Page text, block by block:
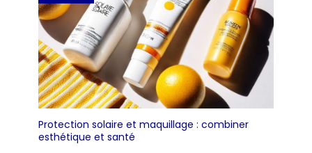
Protection solaire et maquillage : combiner
esthétique et santé